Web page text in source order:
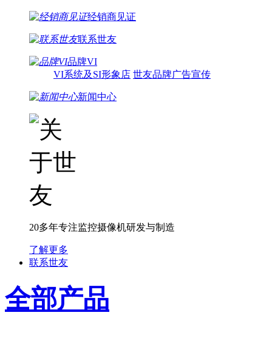
经销商见证
联系世友
品牌VI
VI系统及SI形象店 世友品牌广告宣传
新闻中心
20多年专注监控摄像机研发与制造
了解更多
联系世友
全部产品